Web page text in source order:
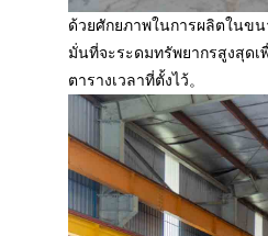
ด้วยศักยภาพในการผลิตในข
มั่นที่จะระดมทรัพยากรสูงสุด
ตารางเวลาที่ตั้งไว้。